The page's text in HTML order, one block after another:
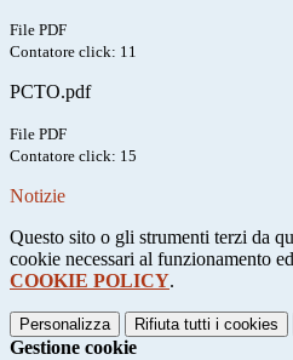
File PDF
Contatore click: 11
PCTO.pdf
File PDF
Contatore click: 15
Notizie
Questo sito o gli strumenti terzi da
cookie necessari al funzionamento
COOKIE POLICY.
Personalizza Rifiuta tutti i cookies
Gestione cookie